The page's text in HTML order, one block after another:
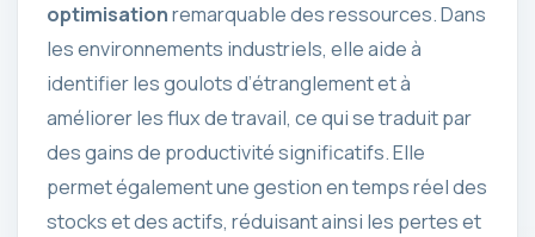
optimisationremarquable des ressources. Dans
les environnements industriels, elle aide à
identifier les goulots d’étranglement et à
améliorer les flux de travail, ce qui se traduit par
des gains de productivité significatifs. Elle
permet également une gestion en temps réel des
stocks et des actifs, réduisant ainsi les pertes et